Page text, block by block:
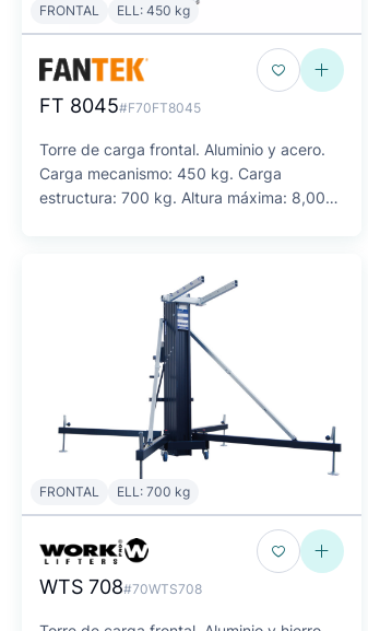
FRONTAL ELL: 450 kg
FT 8045#F70FT8045
Torre de carga frontal. Aluminio y acero.
Carga mecanismo: 450 kg. Carga
estructura: 700 kg. Altura máxima: 8,00
FRONTAL ELL: 700 kg
WTS 708#70WTS708